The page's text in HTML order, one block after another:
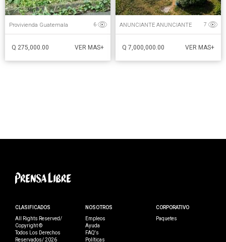
Provivienda Guatemala 6
Q 275,000.00 VER MAS+
ANUNCIANTE ANUNCIANTE 7
Q 7,000,000.00 VER MAS+
CLASIFICADOS
All Rights Reserved/
Copyright ©
Todos Los Derechos
Reservados/ 2026
NOSOTROS
Empleos
Ayuda
FAQ's
Políticas
CORPORATIVO
Paquetes